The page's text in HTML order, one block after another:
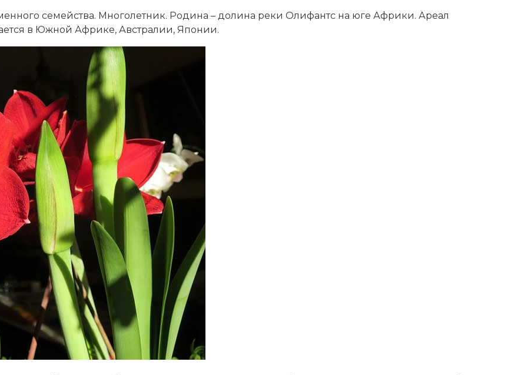
семейства. Многолетник. Родина – долина реки Олифантс на юге Африки. Ареал
в Южной Африке, Австралии, Японии.